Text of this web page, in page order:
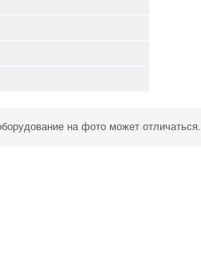
на фото может отличаться.